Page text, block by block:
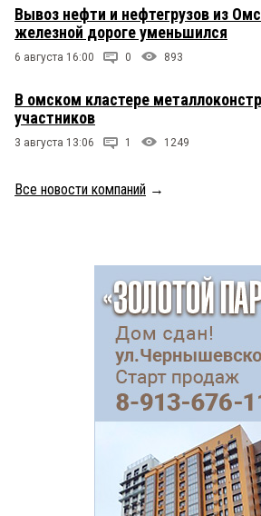
Вывоз нефти и нефтегрузов из
железной дороге уменьшился
6 августа 16:00 0 893
В омском кластере
участников
3 августа 13:06 1 1249
Все новости компаний →